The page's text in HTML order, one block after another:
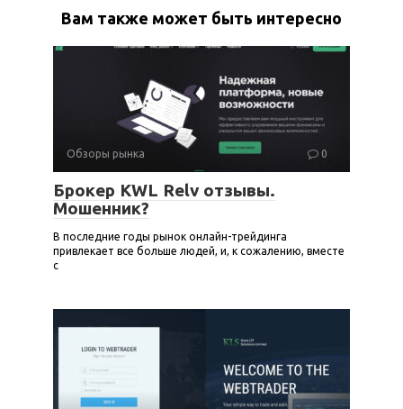
Вам также может быть интересно
Обзоры рынка 0
Брокер KWL Relv отзывы.
Мошенник?
В последние годы рынок онлайн-трейдинга
привлекает все больше людей, и, к сожалению, вместе
с